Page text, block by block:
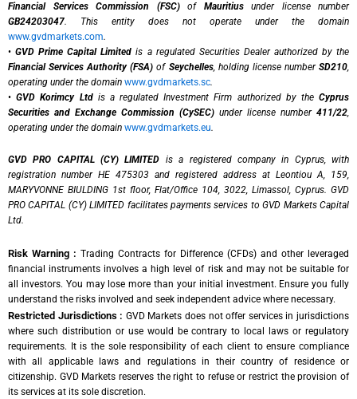
Financial Services Commission (FSC)of Mauritiusunder license number
GB24203047. This entity does not operate under the domain
www.gvdmarkets.com.
•GVD Prime Capital Limited is a regulated Securities Dealer authorized by the
Financial Services Authority (FSA) of Seychelles, holding license numberSD210,
operating under the domain www.gvdmarkets.sc.
•GVD Korimcy Ltdis a regulated Investment Firm authorized by theCyprus
Securities and Exchange Commission (CySEC) under license number 411/22,
operating under the domain www.gvdmarkets.eu.
GVD PRO CAPITAL (CY) LIMITED is a registered company in Cyprus, with
registration number HE 475303 and registered address at Leontiou A, 159,
MARYVONNE BIULDING 1st floor, Flat/Office 104, 3022, Limassol, Cyprus. GVD
PRO CAPITAL (CY) LIMITED facilitates payments services to GVD Markets Capital
Ltd.
Risk Warning : Trading Contracts for Difference (CFDs) and other leveraged
financial instruments involves a high level of risk and may not be suitable for
all investors. You may lose more than your initial investment. Ensure you fully
understand the risks involved and seek independent advice where necessary.
Restricted Jurisdictions : GVD Markets does not offer services in jurisdictions
where such distribution or use would be contrary to local laws or regulatory
requirements. It is the sole responsibility of each client to ensure compliance
with all applicable laws and regulations in their country of residence or
citizenship. GVD Markets reserves the right to refuse or restrict the provision of
its services at its sole discretion.